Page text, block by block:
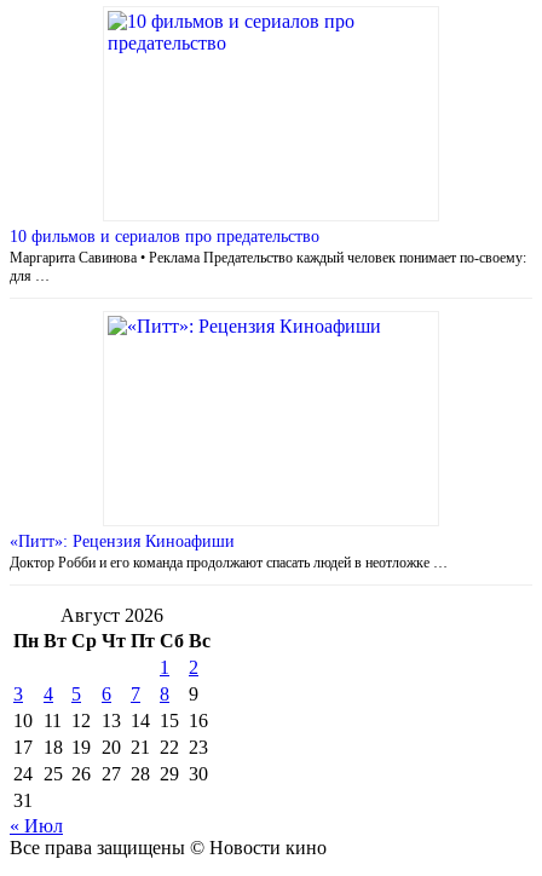
10 фильмов и сериалов про предательство
Маргарита Савинова • Реклама Предательство каждый человек понимает по-своему:
для …
«Питт»: Рецензия Киноафиши
Доктор Робби и его команда продолжают спасать людей в неотложке …
Август 2026
Пн Вт Ср Чт Пт Сб Вс
1
2
3
4 5 6 7 8
9
10 11 12 13 14 15 16
17 18 19 20 21 22 23
24 25 26 27 28 29 30
31
« Июл
Все права защищены © Новости кино